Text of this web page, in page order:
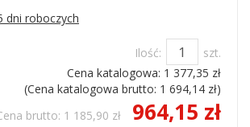
dni roboczych
Ilość:
szt.
Cena katalogowa: 1 377,35 zł
(Cena katalogowa brutto: 1 694,14 zł)
brutto: 1 185,90 zł 964,15 zł